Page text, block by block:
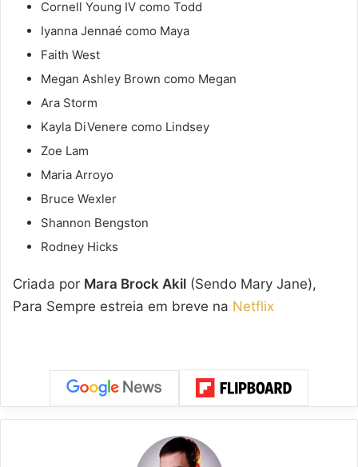
Cornell Young IV como Todd
Iyanna Jennaé como Maya
Faith West
Megan Ashley Brown como Megan
Ara Storm
Kayla DiVenere como Lindsey
Zoe Lam
Maria Arroyo
Bruce Wexler
Shannon Bengston
Rodney Hicks
Criada por Mara Brock Akil (Sendo Mary Jane),
Para Sempre estreia em breve na Netflix